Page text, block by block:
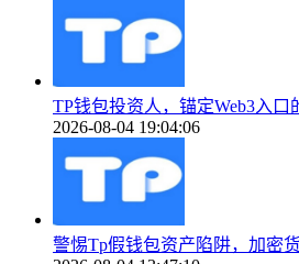
TP钱包投资人，锚定Web3入
2026-08-04 19:04:06
警惕Tp假钱包资产陷阱，加密